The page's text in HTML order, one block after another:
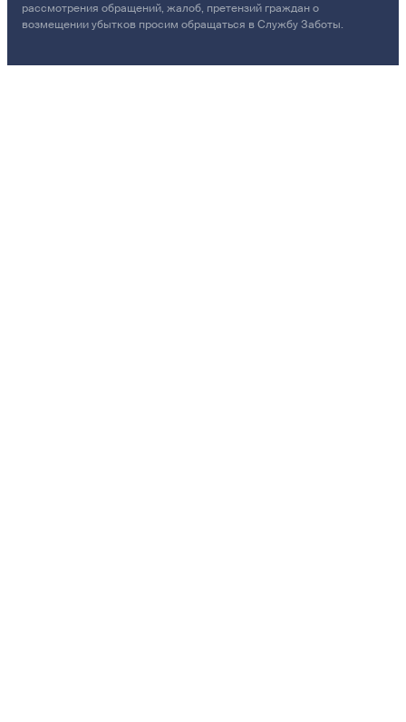
рассмотрения обращений, жалоб, претензий граждан о
возмещении убытков просим обращаться в Службу Заботы.